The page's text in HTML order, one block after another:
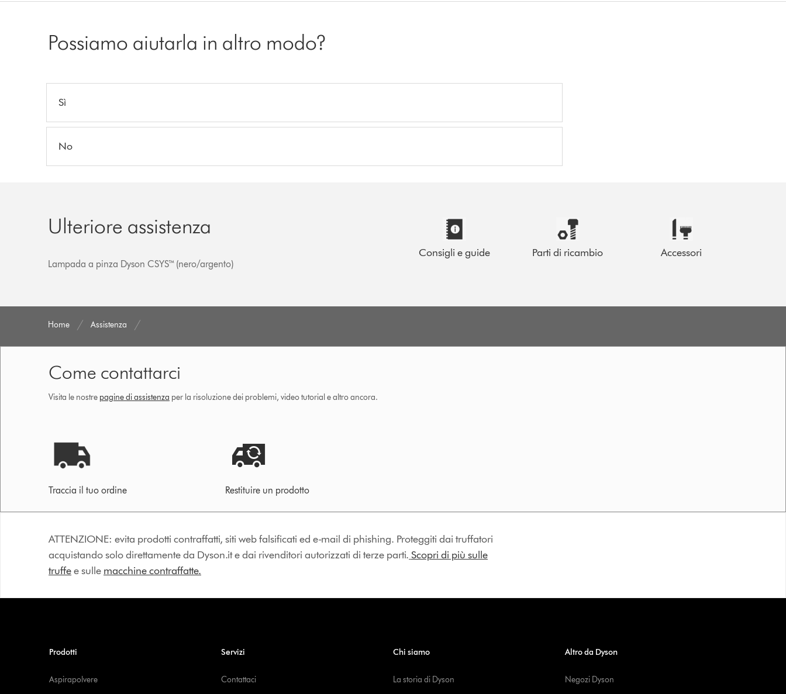
Possiamo aiutarla in altro modo?
Sì
No
Ulteriore assistenza
Lampada a pinza Dyson CSYS™ (nero/argento)
Consigli e guide Parti di ricambio Accessori
Home Assistenza
Come contattarci
Visita le nostre pagine di assistenza per la risoluzione dei problemi, video tutorial e altro ancora.
Traccia il tuo ordine Restituire un prodotto
ATTENZIONE: evita prodotti contraffatti, siti web falsificati ed e-mail di phishing. Proteggiti dai truffatori
acquistando solo direttamente da Dyson.it e dai rivenditori autorizzati di terze parti. Scopri di più sulle
truffee sulle macchine contraffatte.
Prodotti
Aspirapolvere
Servizi
Contattaci
Chi siamo
La storia di Dyson
Altro da Dyson
Negozi Dyson